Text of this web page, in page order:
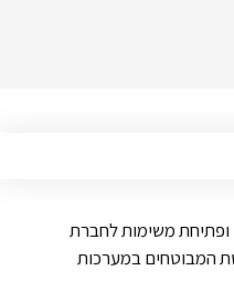
ופתיחת משימות לחברת
המבוטחים במערכות